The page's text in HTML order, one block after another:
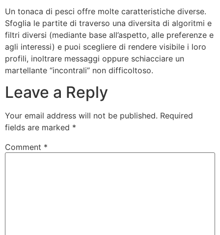
Un tonaca di pesci offre molte caratteristiche diverse.
Sfoglia le partite di traverso una diversita di algoritmi e
filtri diversi (mediante base all’aspetto, alle preferenze e
agli interessi) e puoi scegliere di rendere visibile i loro
profili, inoltrare messaggi oppure schiacciare un
martellante “incontrali” non difficoltoso.
Leave a Reply
Your email address will not be published. Required
fields are marked *
Comment *